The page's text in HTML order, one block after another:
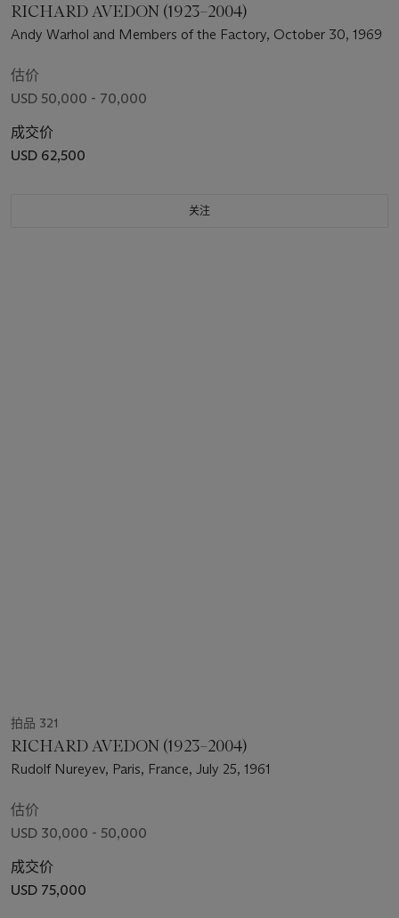
RICHARD AVEDON (1923–2004)
Andy Warhol and Members of the Factory, October 30, 1969
估价
USD 50,000 - 70,000
成交价
USD 62,500
关注
拍品 321
RICHARD AVEDON (1923–2004)
Rudolf Nureyev, Paris, France, July 25, 1961
估价
USD 30,000 - 50,000
成交价
USD 75,000